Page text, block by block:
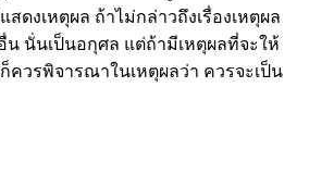
ดงเหตุผล ถ้าไม่กล่าวถึงเรื่องเหตุผล
น นั่นเป็นอกุศล แต่ถ้ามีเหตุผลที่จะให้
วรพิจารณาในเหตุผลว่า ควรจะเป็น